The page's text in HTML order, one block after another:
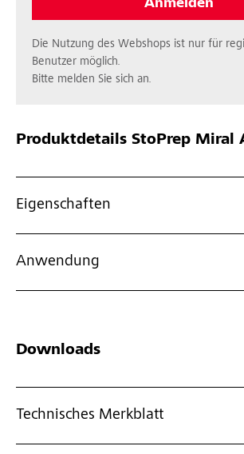
Anmelden
Die Nutzung des Webshops ist nur für
Benutzer möglich.
Bitte melden Sie sich an.
Produktdetails StoPrep Miral
Eigenschaften
Anwendung
Downloads
Technisches Merkblatt